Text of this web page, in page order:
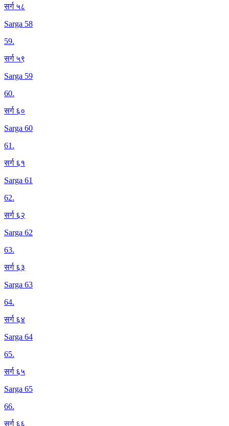
सर्ग ५८
Sarga 58
59.
सर्ग ५९
Sarga 59
60.
सर्ग ६०
Sarga 60
61.
सर्ग ६१
Sarga 61
62.
सर्ग ६२
Sarga 62
63.
सर्ग ६३
Sarga 63
64.
सर्ग ६४
Sarga 64
65.
सर्ग ६५
Sarga 65
66.
सर्ग ६६